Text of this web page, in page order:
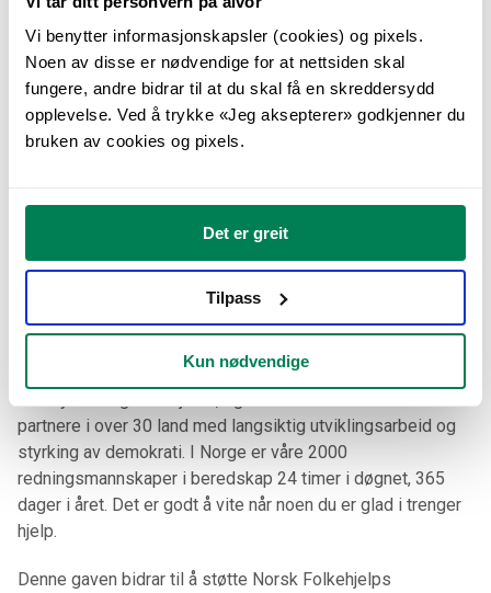
Vi benytter informasjonskapsler (cookies) og pixels.
Noen av disse er nødvendige for at nettsiden skal
fungere, andre bidrar til at du skal få en skreddersydd
opplevelse. Ved å trykke «Jeg aksepterer» godkjenner du
bruken av cookies og pixels.
Det er greit
Tilpass
Kun nødvendige
Trygg barndom
Norsk Folkehjelp er på bakken der nøden er størst og
støtter lokale og akutte tiltak. Kjøper du dette produktet får
du et symbolsk aksjebevis på at du er eier av
Du bidrar til at vi eksempelvis kan rydde miner i Ukraina,
støtte lokalbefolkningen i Sudan og gi nødhjelp til familier i
Gaza. Sammen hjelper vi mennesker som befinner seg i
er en av verdens ledende humanitære
partnere i over 30 land med langsiktig utviklingsarbeid og
styrking av demokrati. I Norge er våre 2000
redningsmannskaper i beredskap 24 timer i døgnet, 365
dager i året. Det er godt å vite når noen du er glad i trenger
hjelp.
Denne gaven bidrar til å støtte Norsk Folkehjelps